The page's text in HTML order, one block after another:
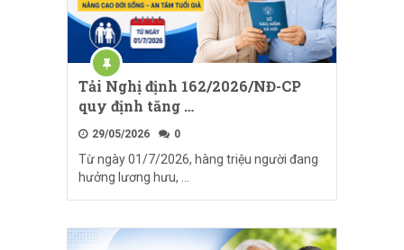
Tải Nghị định 162/2026/NĐ-CP
quy định tăng …
29/05/2026 0
Từ ngày 01/7/2026, hàng triệu người đang
hưởng lương hưu, …